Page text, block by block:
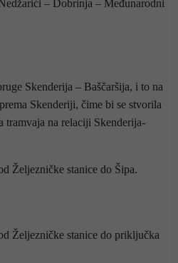
– Dobrinja – Međunarodni
Skenderija – Baščaršija, i to na
Skenderiji, čime bi se stvorila
tramvaja na relaciji Skenderija-
Željezničke stanice do Šipa.
Željezničke stanice do priključka